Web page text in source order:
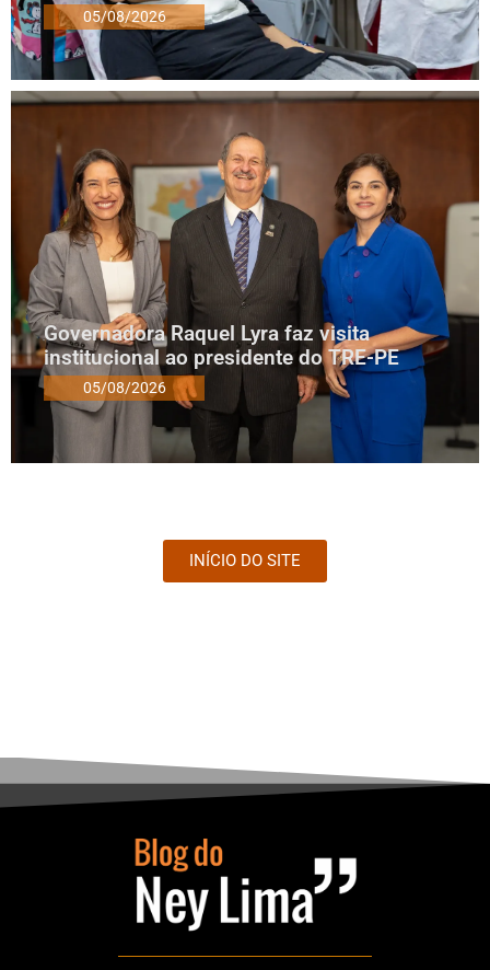
05/08/2026
Governadora Raquel Lyra faz visita
institucional ao presidente do TRE-PE
05/08/2026
INÍCIO DO SITE